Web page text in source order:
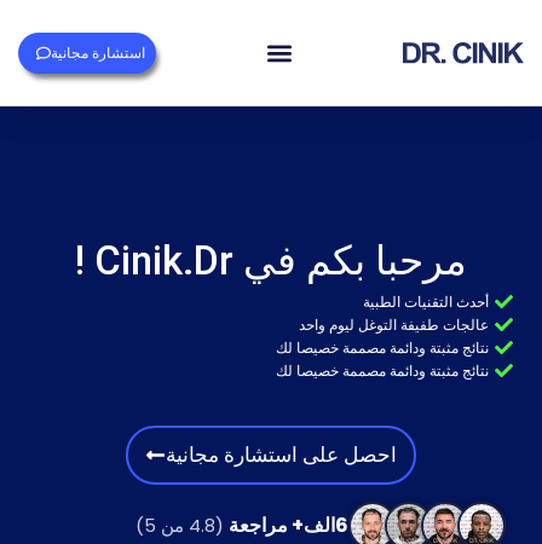
استشارة مجانية
مرحبا بكم في Cinik.Dr !
أحدث التقنيات الطبية
عالجات طفيفة التوغل ليوم واحد
نتائج مثبتة ودائمة مصممة خصيصا لك
نتائج مثبتة ودائمة مصممة خصيصا لك
احصل على استشارة مجانية
6الف+ مراجعة (4.8 من 5)